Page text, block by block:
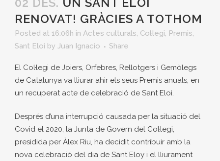
RENOVAT! GRÀCIES A TOTHOM
Posted at 16:06h in Actes culturals, Col·legi, Premis,
Sant Eloi by Juan Ignacio Share
El Col·legi de Joiers, Orfebres, Rellotgers i Gemòlegs
de Catalunya va lliurar ahir els seus Premis anuals, en
un recuperat acte de celebració de Sant Eloi.
Després d’una interrupció causada per la situació del
Covid el 2020, la Junta de Govern del Col·legi,
presidida per Àlex Riu, ha decidit contribuir amb la
nova celebració del dia de Sant Eloy i el lliurament